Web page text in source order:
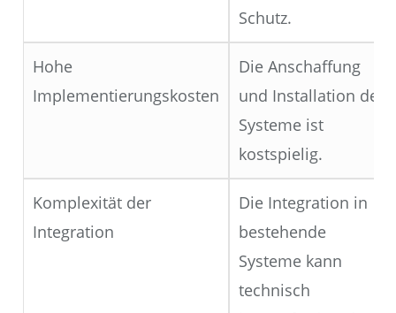
Schutz.
Hohe
Implementierungskosten
Die Anschaffung
und Installation der
Systeme ist
kostspielig.
Komplexität der
Integration
Die Integration in
bestehende
Systeme kann
technisch